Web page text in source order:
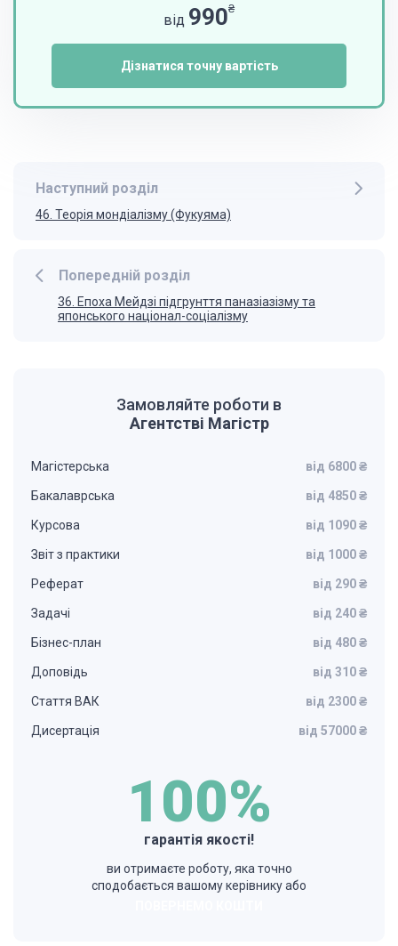
від 990₴
Дізнатися точну вартість
Попередній розділ
36. Епоха Мейдзі підгрунття паназіазізму та
японського націонал-соціалізму
Наступний розділ
46. Теорія мондіалізму (Фукуяма)
Замовляйте роботи в
Агентстві Магістр
Магістерська від 6800 ₴
Бакалаврська від 4850 ₴
Курсова від 1090 ₴
Звіт з практики від 1000 ₴
Реферат від 290 ₴
Задачі від 240 ₴
Бізнес-план від 480 ₴
Доповідь від 310 ₴
Стаття ВАК від 2300 ₴
Дисертація від 57000 ₴
100%
гарантія якості!
ви отримаєте роботу, яка точно
сподобається вашому керівнику або